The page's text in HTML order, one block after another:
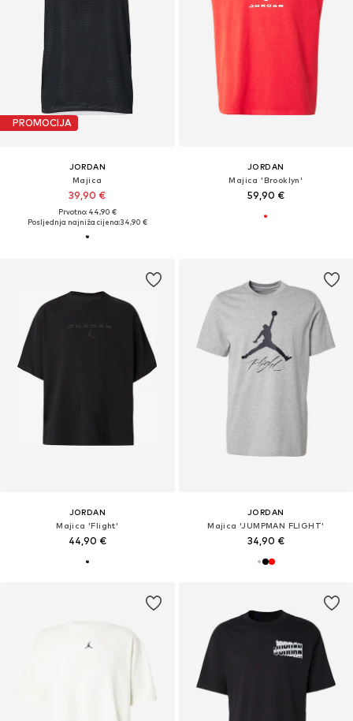
PROMOCIJA
JORDAN
Majica
39,90 €
Prvotno: 44,90 €
Posljednja najniža cijena:34,90 €
JORDAN
Majica 'Brooklyn'
59,90 €
JORDAN
Majica 'Flight'
44,90 €
JORDAN
Majica 'JUMPMAN FLIGHT'
34,90 €